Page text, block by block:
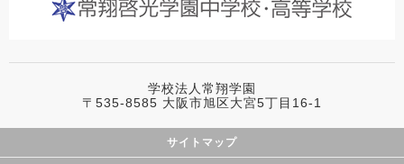
学校法人常翔学園
〒535-8585 大阪市旭区大宮5丁目16-1
サイトマップ